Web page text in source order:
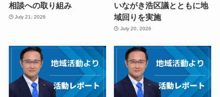
相談への取り組み
July 21, 2026
いながき浩区議とともに地
域回りを実施
July 20, 2026